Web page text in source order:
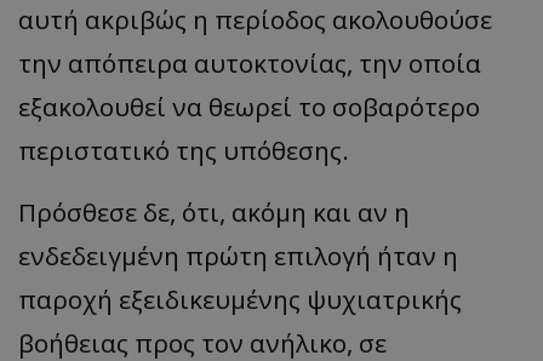
αυτή ακριβώς η περίοδος ακολουθούσε
την απόπειρα αυτοκτονίας, την οποία
εξακολουθεί να θεωρεί το σοβαρότερο
περιστατικό της υπόθεσης.
Πρόσθεσε δε, ότι, ακόμη και αν η
ενδεδειγμένη πρώτη επιλογή ήταν η
παροχή εξειδικευμένης ψυχιατρικής
βοήθειας προς τον ανήλικο, σε
VISITOR_PRIVACY_METADATA
YouTube
.youtube.com